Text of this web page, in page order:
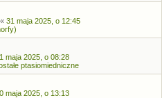
« 31 maja 2025, o 12:45
maja 2025, o 08:28
ptasiomiedniczne
maja 2025, o 13:13